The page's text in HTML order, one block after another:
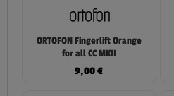
ORTOFON Fingerlift Orange
for all CC MKII
9,00€